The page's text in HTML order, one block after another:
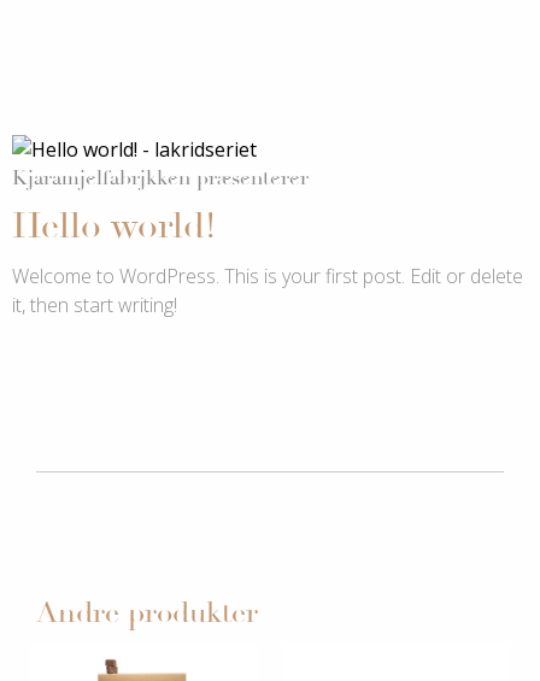
Kjaramjelfabrjkken præsenterer
Hello world!
Welcome to WordPress. This is your first post. Edit or delete
it, then start writing!
Andre produkter